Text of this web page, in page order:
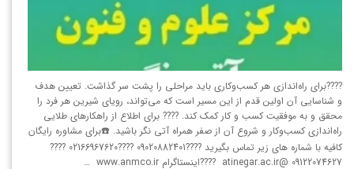
????برای راه‌اندازی هر کسب‌وکاری باید مراحلی را پشت سر گذاشت. تعیین هدف
و شناسایی آن اولین قدم از این مسیر است که می‌تواند، رویای شیرین هر فرد را
محقق و به موفقیت کسب و کار کمک کند. ???? برای اطلاع از راهکارهای طلایی
راه‌اندازی کسب‌و‌کار و شروع آن از صفر همراه آتی نگر باشید. ☎️برای مشاوره رایگان
کافیه با شماره های زیر تماس بگیرید ????09020882401 ????02166967620 ????
09122074627 @atinegar.ac.ir ????اینستاگرام www.anmco.ir …